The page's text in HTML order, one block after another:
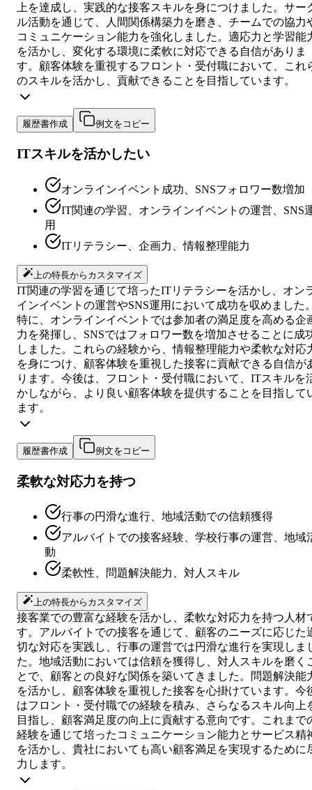
上を達成し、実践的な接客スキルを身につけました。サー
ル活動を通じて、人間関係構築力を磨き、チームでの協力
コミュニケーション能力を強化しました。適応力と学習能
を活かし、変化する環境に柔軟に対応できる自信がありま
す。顧客体験を重視するフロント・受付職において、これ
のスキルを活かし、貢献できることを目指しています。
履歴書作成 例文をコピー
ITスキルを活かしたい
オンラインイベント成功、SNSフォロワー数増加
IT関連の学習、オンラインイベントの運営、SNS
用
ITリテラシー、企画力、情報整理能力
上の特長からカスタマイズ
IT関連の学習を通じて培ったITリテラシーを活かし、オン
インイベントの運営やSNS運用において成功を収めました
特に、オンラインイベントでは参加者の満足度を高める企
力を発揮し、SNSではフォロワー数を増加させることに成
しました。これらの経験から、情報整理能力や柔軟な対応
を身につけ、顧客体験を重視した接客に貢献できる自信が
ります。今後は、フロント・受付職において、ITスキルを
かしながら、より良い顧客体験を提供することを目指して
ます。
履歴書作成 例文をコピー
柔軟な対応力を持つ
行事の円滑な進行、地域活動での信頼獲得
アルバイトでの接客経験、学校行事の運営、地域
動
柔軟性、問題解決能力、対人スキル
上の特長からカスタマイズ
接客業での豊富な経験を活かし、柔軟な対応力を持つ人材
す。アルバイトでの接客を通じて、顧客のニーズに応じた
切な対応を実践し、行事の運営では円滑な進行を実現しま
た。地域活動においては信頼を獲得し、対人スキルを磨く
とで、顧客との良好な関係を築いてきました。問題解決能
を活かし、顧客体験を重視した接客を心掛けています。今
はフロント・受付職での経験を積み、さらなるスキル向上
目指し、顧客満足度の向上に貢献する意向です。これまで
経験を通じて培ったコミュニケーション能力とサービス精
を活かし、貴社においても高い顧客満足を実現するために
力します。